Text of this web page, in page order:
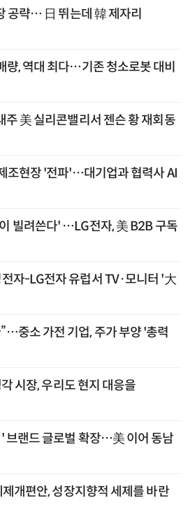
공략… 日 뛰는데 韓 제자리
량, 역대 최다…기존 청소로봇 대비
주 美 실리콘밸리서 젠슨 황 재회동
조현장 '전파'…대기업과 협력사 AI
빌려쓴다' …LG전자, 美 B2B 구독
자-LG전자 유럽서 TV·모니터 '大
중소 가전 기업, 주가 부양 '총력
시장, 우리도 현지 대응을
브랜드 글로벌 확장…美 이어 동남
개편안, 성장지향적 세제를 바란